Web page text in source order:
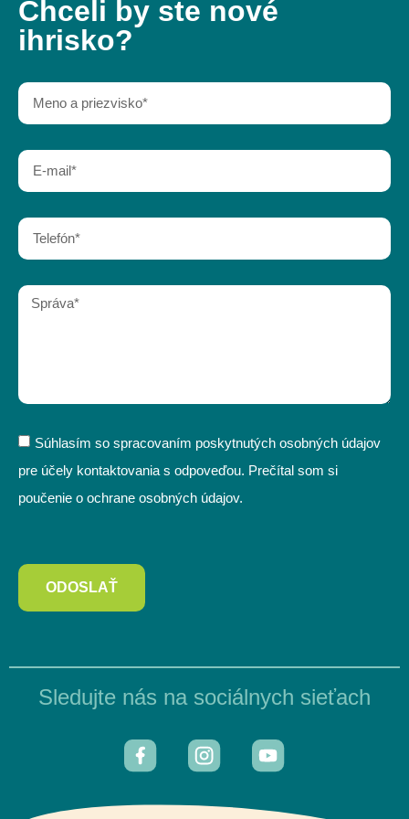
Chceli by ste nové
ihrisko?
Súhlasím so spracovaním poskytnutých osobných údajov
pre účely kontaktovania s odpoveďou. Prečítal som si
poučenie o ochrane osobných údajov.
ODOSLAŤ
Sledujte nás na sociálnych sieťach